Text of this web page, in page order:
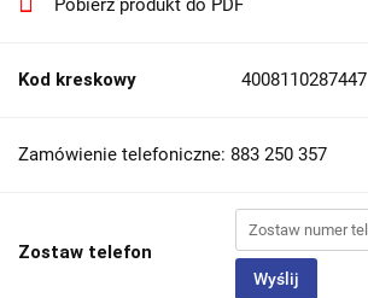
Pobierz produkt do PDF
Kod kreskowy 4008110287447
Zamówienie telefoniczne: 883 250 357
Zostaw telefon
Wyślij